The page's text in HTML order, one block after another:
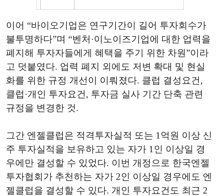
이어 “바이오기업은 연구기간이 길어 투자회수가
불투명하다”며 “벤처·이노이즈기업에 대한 업력을
폐지해 투자자들에게 혜택을 주기 위한 차원”이라
고 덧붙였다. 업력 폐지 외에도 저변 확대 및 현실
화를 위한 규정 개선이 이뤄졌다. 클럽 결성요건,
클럽·개인 투자요건, 투자금 실사 기간 단축 관련
규정을 변경한 것.
그간 엔젤클럽은 적격투자실적 또는 1억원 이상 신
주 투자실적을 보유하고 있는 자가 1인 이상일 경
우에만 결성할 수 있었다. 이번 개정으로 한국엔젤
투자협회가 추천하는 자가 2인 이상일 경우에도 엔
젤클럽을 결성할 수 있다. 개인 투자요건도 최근 2